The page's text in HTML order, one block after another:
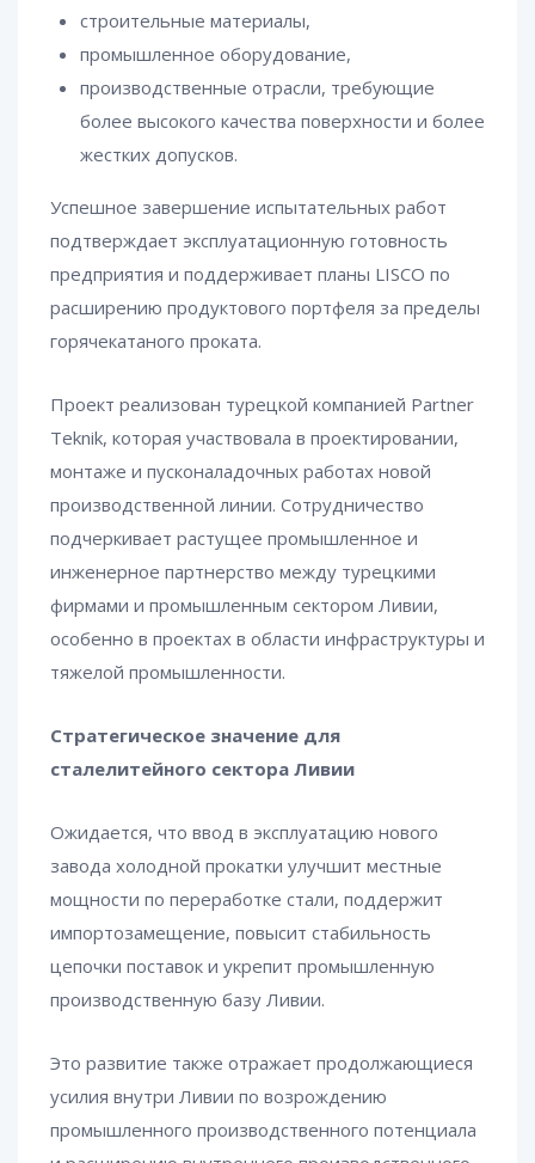
строительные материалы,
промышленное оборудование,
производственные отрасли, требующие
более высокого качества поверхности и более
жестких допусков.
Успешное завершение испытательных работ
подтверждает эксплуатационную готовность
предприятия и поддерживает планы LISCO по
расширению продуктового портфеля за пределы
горячекатаного проката.
Проект реализован турецкой компанией Partner
Teknik, которая участвовала в проектировании,
монтаже и пусконаладочных работах новой
производственной линии. Сотрудничество
подчеркивает растущее промышленное и
инженерное партнерство между турецкими
фирмами и промышленным сектором Ливии,
особенно в проектах в области инфраструктуры и
тяжелой промышленности.
Стратегическое значение для
сталелитейного сектора Ливии
Ожидается, что ввод в эксплуатацию нового
завода холодной прокатки улучшит местные
мощности по переработке стали, поддержит
импортозамещение, повысит стабильность
цепочки поставок и укрепит промышленную
производственную базу Ливии.
Это развитие также отражает продолжающиеся
усилия внутри Ливии по возрождению
промышленного производственного потенциала